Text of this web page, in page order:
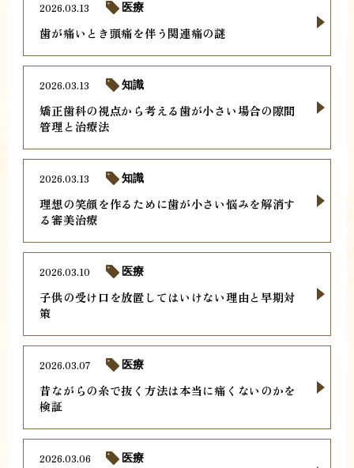
歯が痛いとき頭痛を伴う関連痛の謎
2026.03.13 医療
矯正歯科の視点から考える歯が小さい場合の隙間
管理と治療法
2026.03.13 知識
理想の笑顔を作るために歯が小さい悩みを解消す
る審美治療
2026.03.13 知識
子供の受け口を放置してはいけない理由と早期対
策
2026.03.10 医療
昔ながらの糸で抜く方法は本当に痛くないのかを
検証
2026.03.07 医療
2026.03.06 医療